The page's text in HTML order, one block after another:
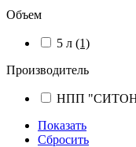
Объем
5 л (1)
Производитель
НПП
Показать
Сбросить